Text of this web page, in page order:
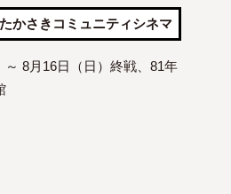
たかさきコミュニティシネマ
～ 8月16日（日）終戦、81年